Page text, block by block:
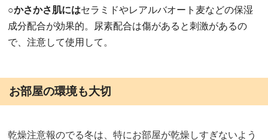
○かさかさ肌にはセラミドやレアルバオート麦などの保湿
成分配合が効果的。尿素配合は傷があると刺激があるの
で、注意して使用して。
お部屋の環境も大切
乾燥注意報のでる冬は、特にお部屋が乾燥しすぎないよう